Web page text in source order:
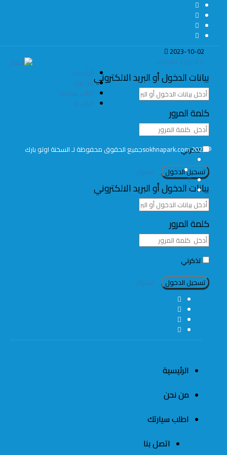
بيانات الدخول أو البريد الالكتروني
كلمة المرور
تذكرني
اشتراك
بيانات الدخول أو البريد الالكتروني
كلمة المرور
تذكرني
اشتراك
الرئيسية
من نحن
اطلب سيارتك
اتصل بنا
الرئيسية
من نحن
اطلب سيارتك
اتصل بنا
2023-10-02
لا توجد تعليقات
البحث
الرئيسية
من نحن
© 2023 sokhnapark.com
جميع الحقوق محفوظة لـ السخنة اوتو بارك